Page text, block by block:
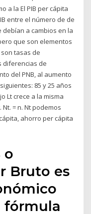
a la El PIB per cápita
entre el número de de
a cambios en la
que son elementos
tasas de
diferencias de
del PNB, al aumento
85 y 25 años
Lt crece a la misma
Nt. = n. Nt podemos
ahorro per cápita
o
Bruto es
fórmula